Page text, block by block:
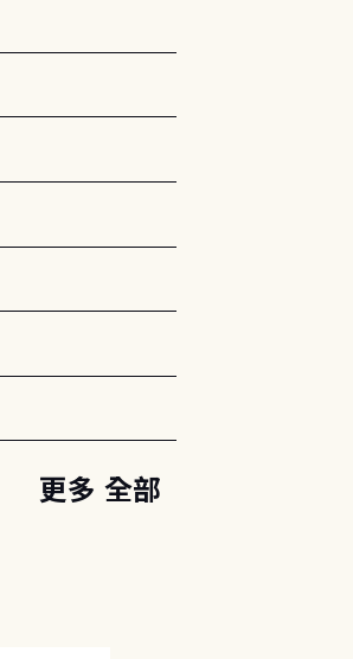
更多 全部